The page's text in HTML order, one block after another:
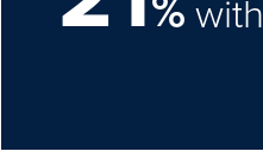
with